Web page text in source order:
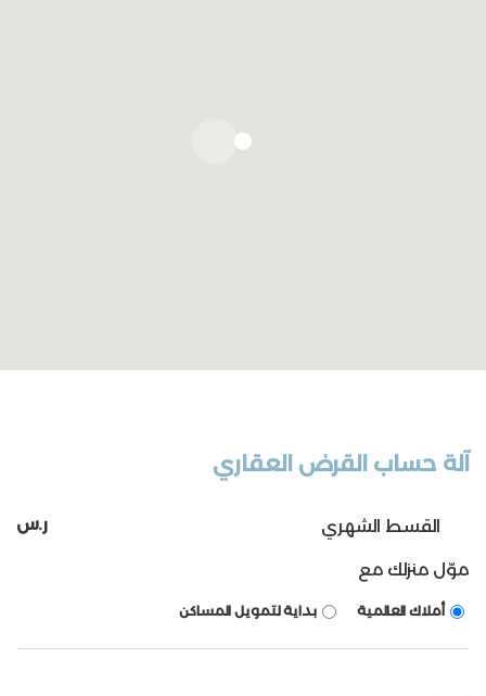
آلة حساب القرض العقاري
القسط الشهري ر.س
موّل منزلك مع
أملاك العالمية بداية لتمويل المساكن